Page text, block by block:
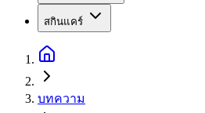
สกินแคร์
บทความ